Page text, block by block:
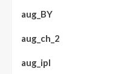
aug_BY
aug_ch_2
aug_ipl